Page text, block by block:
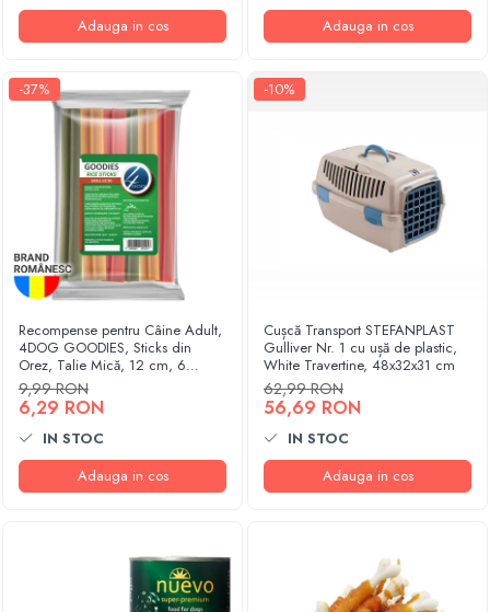
Adauga in cos
Adauga in cos
-37%
Recompense pentru Câine Adult,
4DOG GOODIES, Sticks din
Orez, Talie Mică, 12 cm, 6
bucăți/pungă
9,99 RON
6,29 RON
IN STOC
Adauga in cos
-10%
Cușcă Transport STEFANPLAST
Gulliver Nr. 1 cu ușă de plastic,
White Travertine, 48x32x31 cm
62,99 RON
56,69 RON
IN STOC
Adauga in cos